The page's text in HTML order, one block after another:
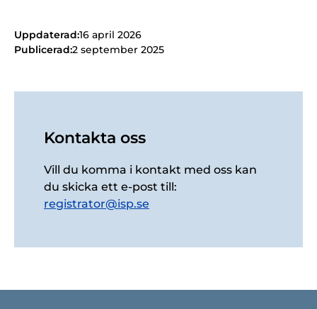
Uppdaterad:16 april 2026
Publicerad:2 september 2025
Kontakta oss
Vill du komma i kontakt med oss kan
du skicka ett e-post till:
registrator@isp.se